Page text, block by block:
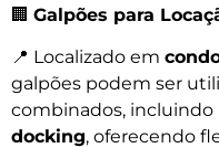
🏢 Galpões para
📍 Localizado em
galpões podem ser
combinados, incluindo
docking, oferecendo